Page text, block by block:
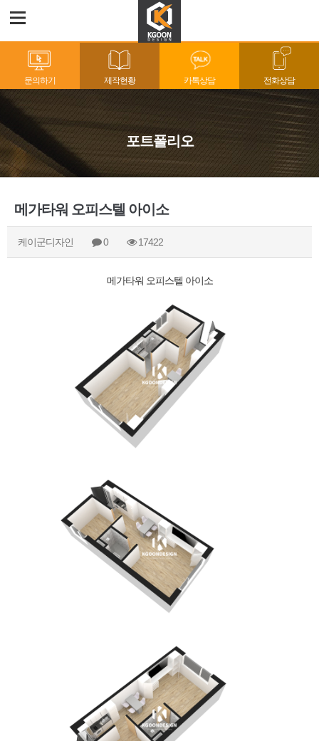
문의하기 제작현황 카톡상담 전화상담
포트폴리오
메가타워 오피스텔 아이소
케이군디자인 0 17422
메가타워 오피스텔 아이소